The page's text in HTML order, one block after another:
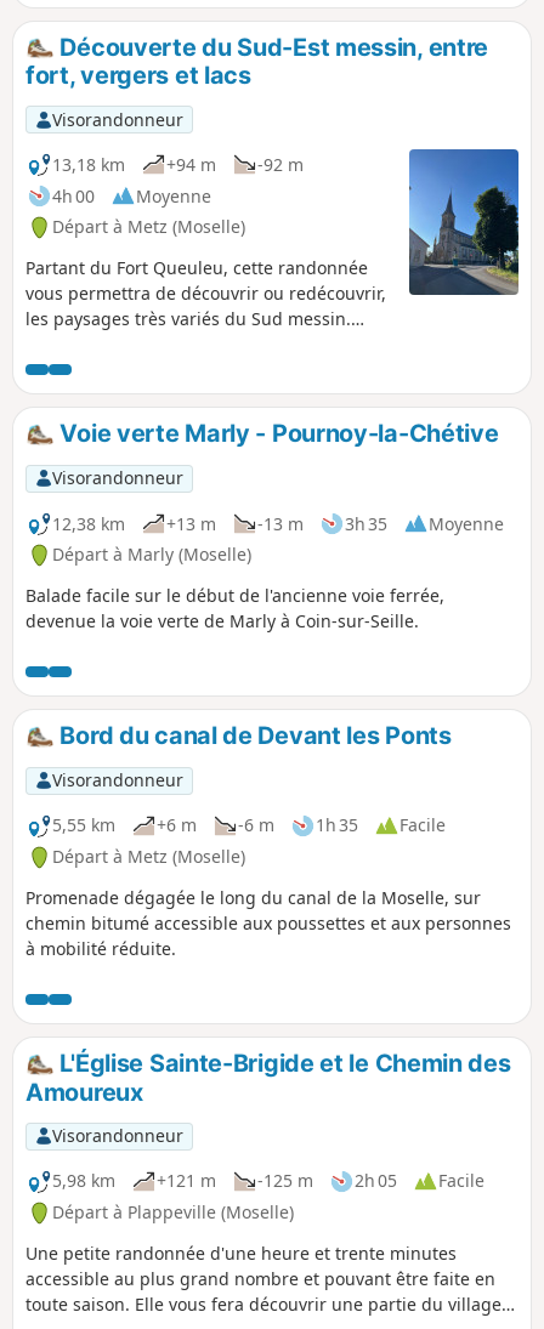
praticables. Problème d'accessibilité au fort juillet 2023, voir
les avisDécouverte du Sud-Est messin, entre
fort, vergers et lacs
Visorandonneur
13,18 km
+94 m
-92 m
4h 00
Moyenne
Départ à Metz (Moselle)
Partant du Fort Queuleu, cette randonnée
vous permettra de découvrir ou redécouvrir,
les paysages très variés du Sud messin.
Queuleu, haut lieu d'histoire, vous
rejoindrez le village de Peltre et ses fameux
vergers, où vous aurez l'occasion de faire
une cueillette en fonction de la saison et de
vos envies. Ce village a été couronné en
2020 et 2021 au classement des communes
de moins de 2000 habitants où il fait bon
vivre. Vous reviendrez ensuite vers le
quartier du Technopole en parcourant les
allées des lacs Ariane et Symphonie, deux
réserves de biodiversité.
Voie verte Marly - Pournoy-la-Chétive
Visorandonneur
12,38 km
+13 m -13 m 3h 35
Moyenne
Départ à Marly (Moselle)
Balade facile sur le début de l'ancienne voie ferrée,
devenue la voie verte de Marly à Coin-sur-Seille.
Bord du canal de Devant les Ponts
Visorandonneur
5,55 km
+6 m -6 m 1h 35
Facile
Départ à Metz (Moselle)
Promenade dégagée le long du canal de la Moselle, sur
chemin bitumé accessible aux poussettes et aux personnes
à mobilité réduite.
L'Église Sainte-Brigide et le Chemin des
Amoureux
Visorandonneur
5,98 km
+121 m -125 m 2h 05
Facile
Départ à Plappeville (Moselle)
Une petite randonnée d'une heure et trente minutes
accessible au plus grand nombre et pouvant être faite en
toute saison. Elle vous fera découvrir une partie du village